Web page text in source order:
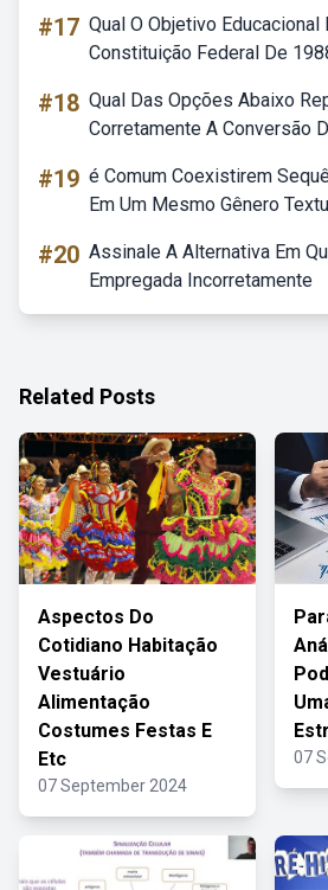
#17 Qual O Objetivo Educacional
Constituição Federal De
#18 Qual Das Opções Abaixo
Corretamente A Conversão
#19 é Comum Coexistirem
Em Um Mesmo Gênero
#20 Assinale A Alternativa Em
Empregada Incorretamente
Related Posts
Aspectos Do
Cotidiano Habitação
Vestuário
Alimentação
Costumes Festas E
Etc
07 September 2024
07